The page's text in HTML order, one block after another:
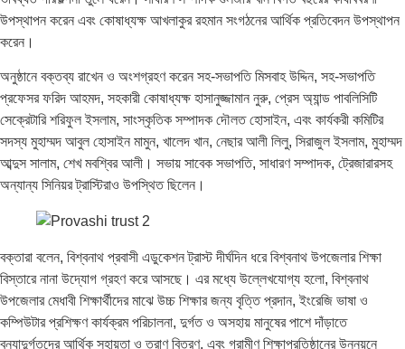
উপস্থাপন করেন এবং কোষাধ্যক্ষ আখলাকুর রহমান সংগঠনের আর্থিক প্রতিবেদন উপস্থাপন
করেন।
অনুষ্ঠানে বক্তব্য রাখেন ও অংশগ্রহণ করেন সহ-সভাপতি মিসবাহ উদ্দিন, সহ-সভাপতি
প্রফেসর ফরিদ আহমদ, সহকারী কোষাধ্যক্ষ হাসানুজ্জামান নুরু, প্রেস অ্যান্ড পাবলিসিটি
সেক্রেটারি শরিফুল ইসলাম, সাংস্কৃতিক সম্পাদক দৌলত হোসাইন, এবং কার্যকরী কমিটির
সদস্য মুহাম্মদ আবুল হোসাইন মামুন, খালেদ খান, নেছার আলী লিলু, সিরাজুল ইসলাম, মুহাম্মদ
আব্দুস সালাম, শেখ মবশ্বির আলী। সভায় সাবেক সভাপতি, সাধারণ সম্পাদক, ট্রেজারারসহ
অন্যান্য সিনিয়র ট্রাস্টিরাও উপস্থিত ছিলেন।
বক্তারা বলেন, বিশ্বনাথ প্রবাসী এডুকেশন ট্রাস্ট দীর্ঘদিন ধরে বিশ্বনাথ উপজেলার শিক্ষা
বিস্তারে নানা উদ্যোগ গ্রহণ করে আসছে। এর মধ্যে উল্লেখযোগ্য হলো, বিশ্বনাথ
উপজেলার মেধাবী শিক্ষার্থীদের মাঝে উচ্চ শিক্ষার জন্য বৃত্তি প্রদান, ইংরেজি ভাষা ও
কম্পিউটার প্রশিক্ষণ কার্যক্রম পরিচালনা, দুর্গত ও অসহায় মানুষের পাশে দাঁড়াতে
বন্যাদুর্গতদের আর্থিক সহায়তা ও ত্রাণ বিতরণ, এবং গ্রামীণ শিক্ষাপ্রতিষ্ঠানের উন্নয়নে